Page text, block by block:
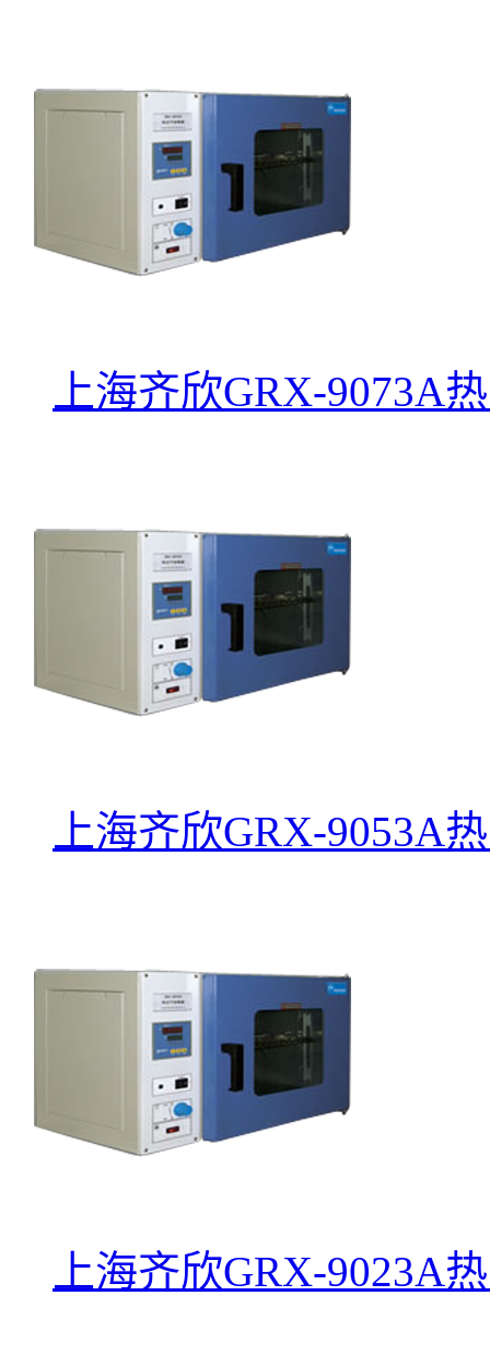
上海齐欣GRX-9073A
上海齐欣GRX-9053A
上海齐欣GRX-9023A